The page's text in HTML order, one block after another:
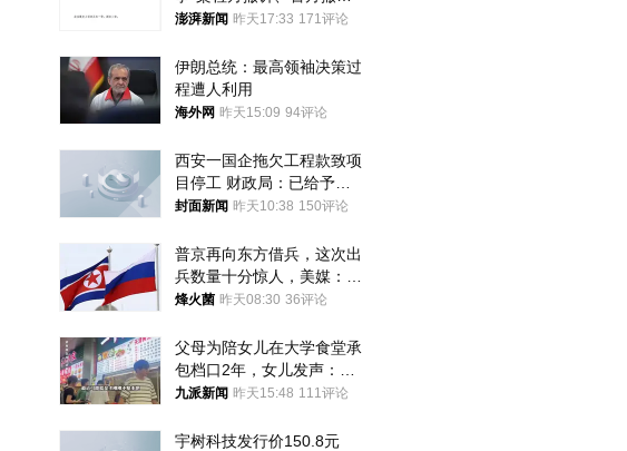
案，两被告人获国赔
澎湃新闻 昨天17:33 171评论
伊朗总统：最高领袖决策过
程遭人利用
海外网 昨天15:09 94评论
西安一国企拖欠工程款致项
目停工 财政局：已给予处
分，正督促整改
封面新闻 昨天10:38 150评论
普京再向东方借兵，这次出
兵数量十分惊人，美媒：俄
朝要动真格？
烽火菌 昨天08:30 36评论
父母为陪女儿在大学食堂承
包档口2年，女儿发声：初
衷是为了陪伴，毕业后将不
九派新闻 昨天15:48 111评论
宇树科技发行价150.8元